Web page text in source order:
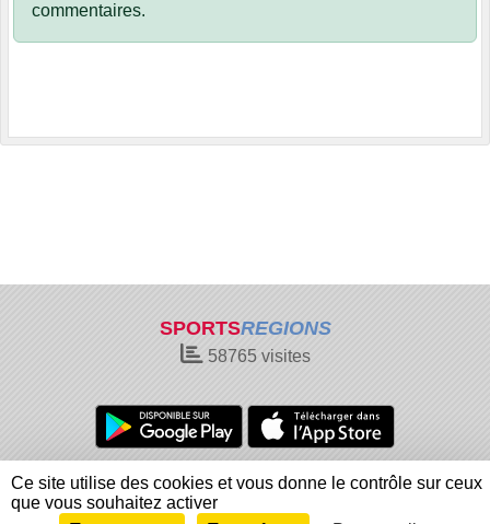
commentaires.
SPORTSREGIONS
58765visites
Charte cookies
Gestion des cookies
Informations légales
Signaler un contenu inapproprié
Ce site utilise des cookies et vous donne le contrôle sur ceux
que vous souhaitez activer